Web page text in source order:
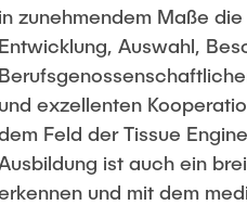
in zunehmendem Maße
Entwicklung, Auswahl,
und exzellenten
Feld der Tissue
ist auch ein
und mit dem